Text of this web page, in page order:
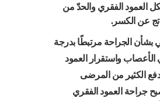
العمود الفقري والحدّ من
عن الكسر.
بشأن الجراحة مرتبطًا بدرجة
الأعصاب واستقرار العمود
الكثير من المرضى
جراحة العمود الفقري